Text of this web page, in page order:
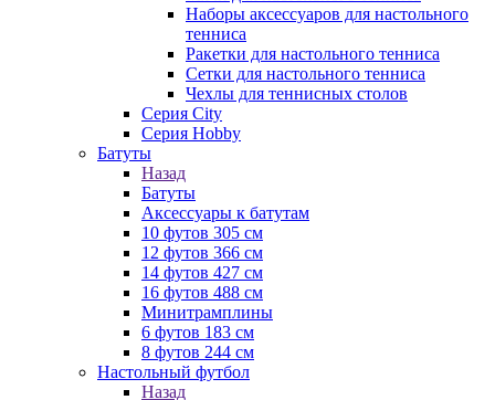
Наборы аксессуаров для настольного
тенниса
Ракетки для настольного тенниса
Сетки для настольного тенниса
Чехлы для теннисных столов
Серия City
Серия Hobby
Батуты
Назад
Батуты
Аксессуары к батутам
10 футов 305 см
12 футов 366 см
14 футов 427 см
16 футов 488 см
Минитрамплины
6 футов 183 см
8 футов 244 см
Настольный футбол
Назад